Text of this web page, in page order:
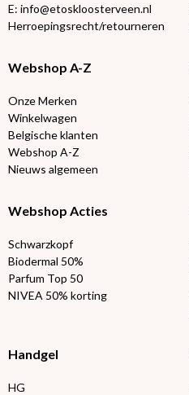
E: info@etoskloosterveen.nl
Herroepingsrecht/retourneren
Webshop A-Z
Onze Merken
Winkelwagen
Belgische klanten
Webshop A-Z
Nieuws algemeen
Webshop Acties
Schwarzkopf
Biodermal 50%
Parfum Top 50
NIVEA 50% korting
Handgel
HG